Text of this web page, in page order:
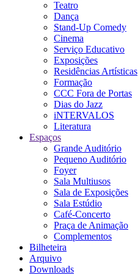
Teatro
Dança
Stand-Up Comedy
Cinema
Serviço Educativo
Exposições
Residências Artísticas
Formação
CCC Fora de Portas
Dias do Jazz
iNTERVALOS
Literatura
Espaços
Grande Auditório
Pequeno Auditório
Foyer
Sala Multiusos
Sala de Exposições
Sala Estúdio
Café-Concerto
Praça de Animação
Complementos
Bilheteira
Arquivo
Downloads